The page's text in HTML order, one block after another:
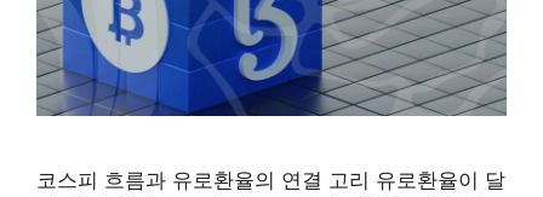
코스피 흐름과 유로환율의 연결 고리 유로환율이 달